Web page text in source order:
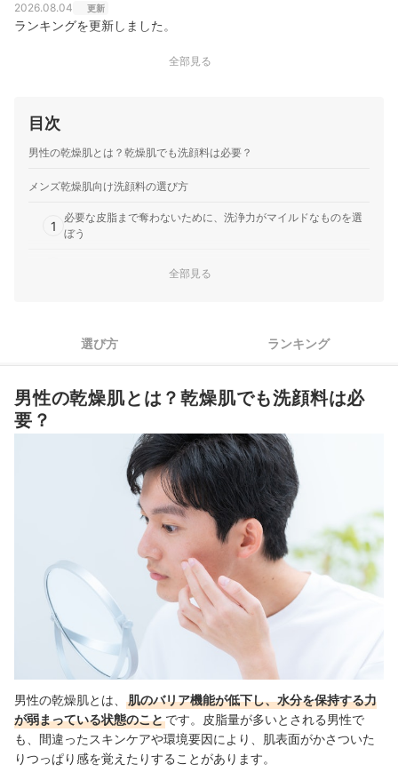
2026.08.04 更新
ランキングを更新しました。
全部見る
目次
男性の乾燥肌とは？乾燥肌でも洗顔料は必要？
メンズ乾燥肌向け洗顔料の選び方
1
必要な皮脂まで奪わないために、洗浄力がマイルドなものを選
ぼう
肌のうるおいを保つために、保湿成分にも着目しよう
メンズ乾燥肌向け洗顔料全27商品おすすめ人気ランキング
洗顔後のつっぱり感を防ぐには？
メンズ乾燥肌向け洗顔料の売れ筋ランキングもチェック！
全部見る
選び方 ランキング
男性の乾燥肌とは？乾燥肌でも洗顔料は必
要？
男性の乾燥肌とは、
肌のバリア機能が低下し、水分を保持する力
が弱まっている状態のことです。皮脂量が多いとされる男性で
も、間違ったスキンケアや環境要因により、肌表面がかさついた
りつっぱり感を覚えたりすることがあります。